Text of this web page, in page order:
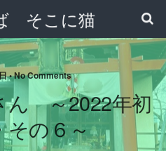
そこに猫
• No Comments
ん ～2022年初
その６～